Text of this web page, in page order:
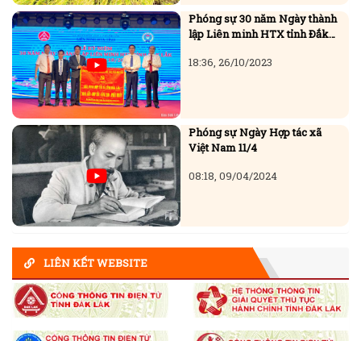
lập Liên minh HTX tỉnh Đắk
Lắk (23/10/1993 - 23/10/2023)
18:36, 26/10/2023
Việt Nam 11/4
08:18, 09/04/2024